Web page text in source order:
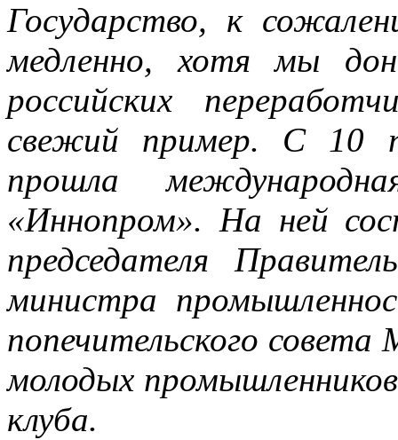
Государство, к
медленно, хотя мы
российских
свежий пример. С 10
прошла
«Иннопром». На ней
председателя
министра
попечительского
молодых
клуба.